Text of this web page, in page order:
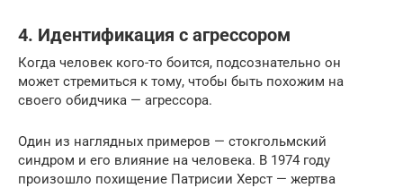
4. Идентификация с агрессором
Когда человек кого-то боится, подсознательно он
может стремиться к тому, чтобы быть похожим на
своего обидчика — агрессора.
Один из наглядных примеров — стокгольмский
синдром и его влияние на человека. В 1974 году
произошло похищение Патрисии Херст — жертва